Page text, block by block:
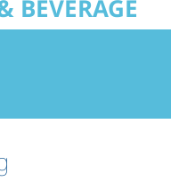
BEVERAGE